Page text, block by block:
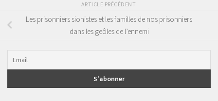
ARTICLE PRÉCÉDENT
Les prisonniers sionistes et les familles de nos prisonniers
dans les geôles de l’ennemi